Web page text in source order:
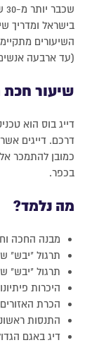
בישראל ומדריך
השיעורים
(עד ארבעה
שיעור
דייג בוס הוא
דרכם. דייגים
כמובן להתמכר
בכפר.
מה נלמד?
מבנה החכה
תרגול "יבש"
תרגול "יבש"
היכרות
הכרת
התנסות
דיג באגם